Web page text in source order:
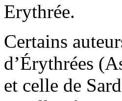
Erythrée.
Certains
d’Érythrées
et celle de